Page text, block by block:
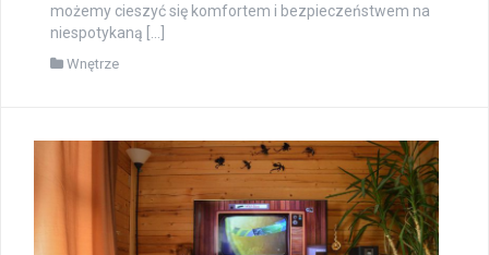
możemy cieszyć się komfortem i bezpieczeństwem na
niespotykaną […]
Wnętrze